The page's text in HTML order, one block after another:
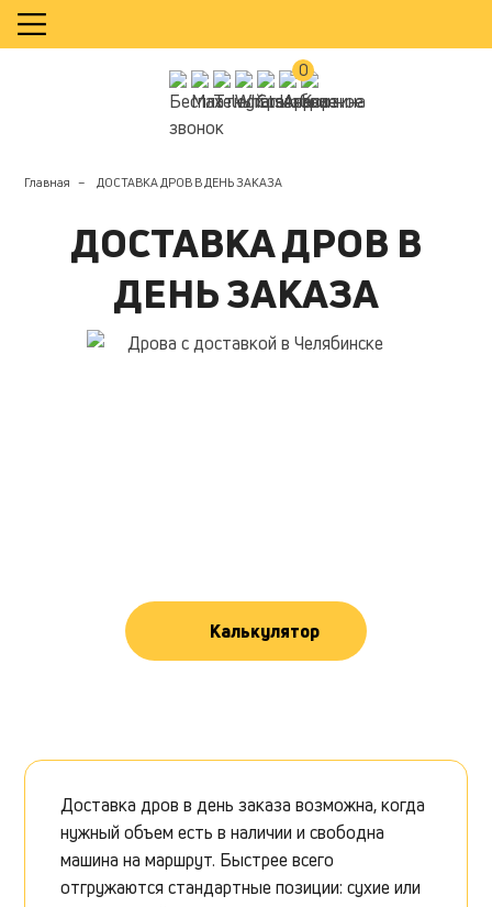
0
Главная ДОСТАВКА ДРОВ В ДЕНЬ ЗАКАЗА
ДОСТАВКА ДРОВ В
ДЕНЬ ЗАКАЗА
Калькулятор
Доставка дров в день заказа возможна, когда
нужный объем есть в наличии и свободна
машина на маршрут. Быстрее всего
отгружаются стандартные позиции: сухие или